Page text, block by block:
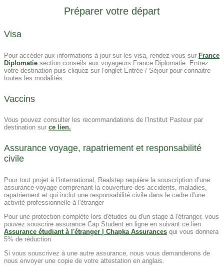
Préparer votre départ
Visa​
Pour accéder aux informations à jour sur les visa, rendez-vous sur France
Diplomatie section conseils aux voyageurs France Diplomatie. Entrez
votre destination puis cliquez sur l’onglet Entrée / Séjour pour connaitre
toutes les modalités.
Vaccins
Vous pouvez consulter les recommandations de l'Institut Pasteur par
destination sur ce lien.
Assurance voyage, rapatriement et responsabilité
civile
Pour tout projet à l’international, Realstep requière la souscription d’une
assurance-voyage comprenant la couverture des accidents, maladies,
rapatriement et qui inclut une responsabilité civile dans le cadre d'une
activité professionnelle à l'étranger
Pour une protection complète lors d'études ou d'un stage à l'étranger, vous
pouvez souscrire assurance Cap Student en ligne en suivant ce lien
Assurance étudiant à l'étranger | Chapka Assurances qui vous donnera
5% de réduction.
Si vous souscrivez à une autre assurance, nous vous demanderons de
nous envoyer une copie de votre attestation en anglais.